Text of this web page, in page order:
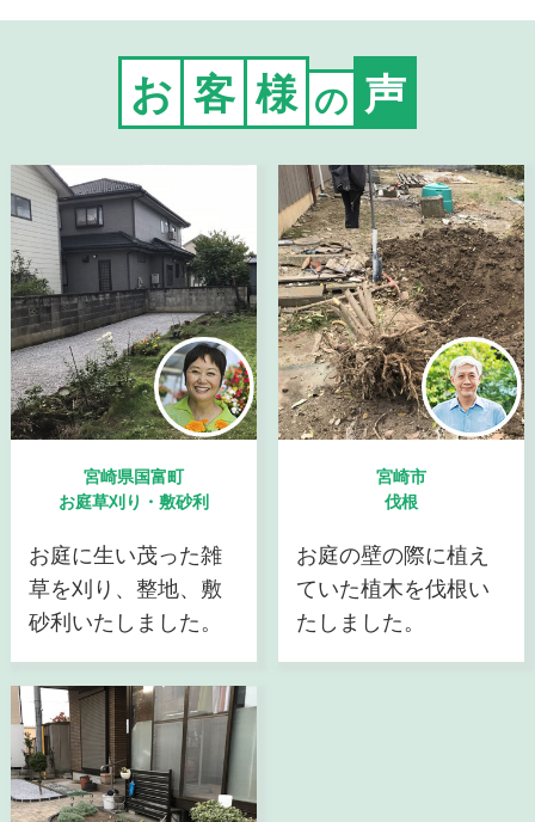
お 客 様 の 声
宮崎県国富町
お庭草刈り・敷砂利
お庭に生い茂った雑
草を刈り、整地、敷
砂利いたしました。
宮崎市
伐根
お庭の壁の際に植え
ていた植木を伐根い
たしました。